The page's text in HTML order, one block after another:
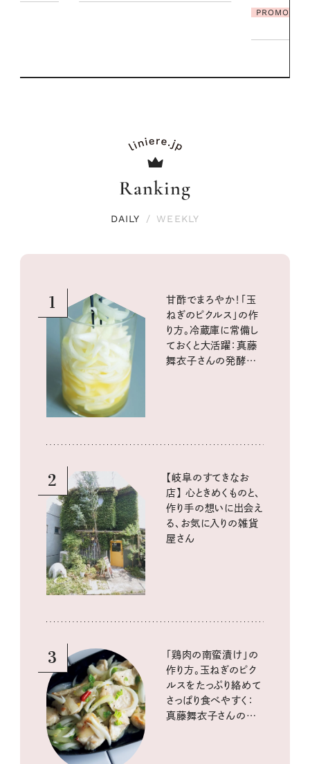
Ranking
DAILY / WEEKLY
1
甘酢でまろやか！「玉
ねぎのピクルス」の作
り方。冷蔵庫に常備し
ておくと大活躍：真藤
舞衣子さんの発酵と
2
【岐阜のすてきなお
店】 心ときめくものと、
作り手の想いに出会え
る、お気に入りの雑貨
屋さん
3
「鶏肉の南蛮漬け」の
作り方。玉ねぎのピク
ルスをたっぷり絡めて
さっぱり食べやすく：
真藤舞衣子さんの発